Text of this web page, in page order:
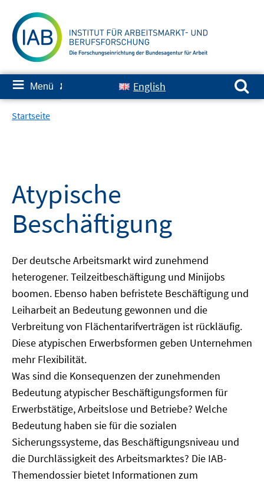
zum
Inhalt
≡ Menü ✘ English
Suchen nach:
Startseite
Atypische
Beschäftigung
Der deutsche Arbeitsmarkt wird zunehmend
heterogener. Teilzeitbeschäftigung und Minijobs
boomen. Ebenso haben befristete Beschäftigung und
Leiharbeit an Bedeutung gewonnen und die
Verbreitung von Flächentarifverträgen ist rückläufig.
Diese atypischen Erwerbsformen geben Unternehmen
mehr Flexibilität.
Was sind die Konsequenzen der zunehmenden
Bedeutung atypischer Beschäftigungsformen für
Erwerbstätige, Arbeitslose und Betriebe? Welche
Bedeutung haben sie für die sozialen
Sicherungssysteme, das Beschäftigungsniveau und
die Durchlässigkeit des Arbeitsmarktes? Die IAB-
Themendossier bietet Informationen zum